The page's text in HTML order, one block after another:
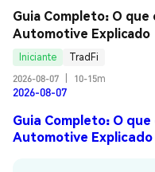
Guia Completo: O que
Automotive Explicado
Iniciante
TradFi
2026-08-07
10-15m
2026-08-07
Guia Completo: O
Automotive Explicado